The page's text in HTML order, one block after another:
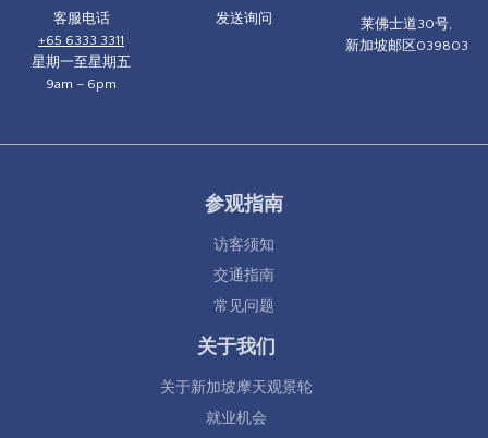
客服电话
+65 6333 3311
星期一至星期五
9am – 6pm
发送询问
莱佛士道30号,
新加坡邮区039803
参观指南
访客须知
交通指南
常见问题
关于我们
关于新加坡摩天观景轮
就业机会